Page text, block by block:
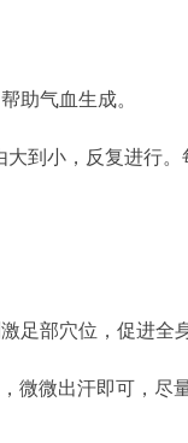
助气血生成。
到小，反复进行。
足部穴位，促进全
微微出汗即可，尽